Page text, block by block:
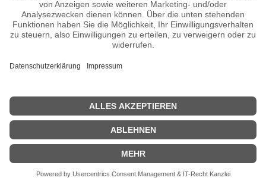
Dennenesch Zoudé Wiki, Herkunft, Geburtstag, verheiratet, Kinder etc.
n.n.v. - Die offizielle Dennenesch Zoudé Homepage
Dennenesch Zoudé Biografie
Movies Dennenesch Zoudé Filme
| Biografie kurz |Personen|Impressum|